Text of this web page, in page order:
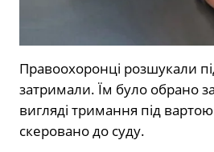
Правоохоронці розшукали
затримали. Їм було обрано
вигляді тримання під
скеровано до суду.